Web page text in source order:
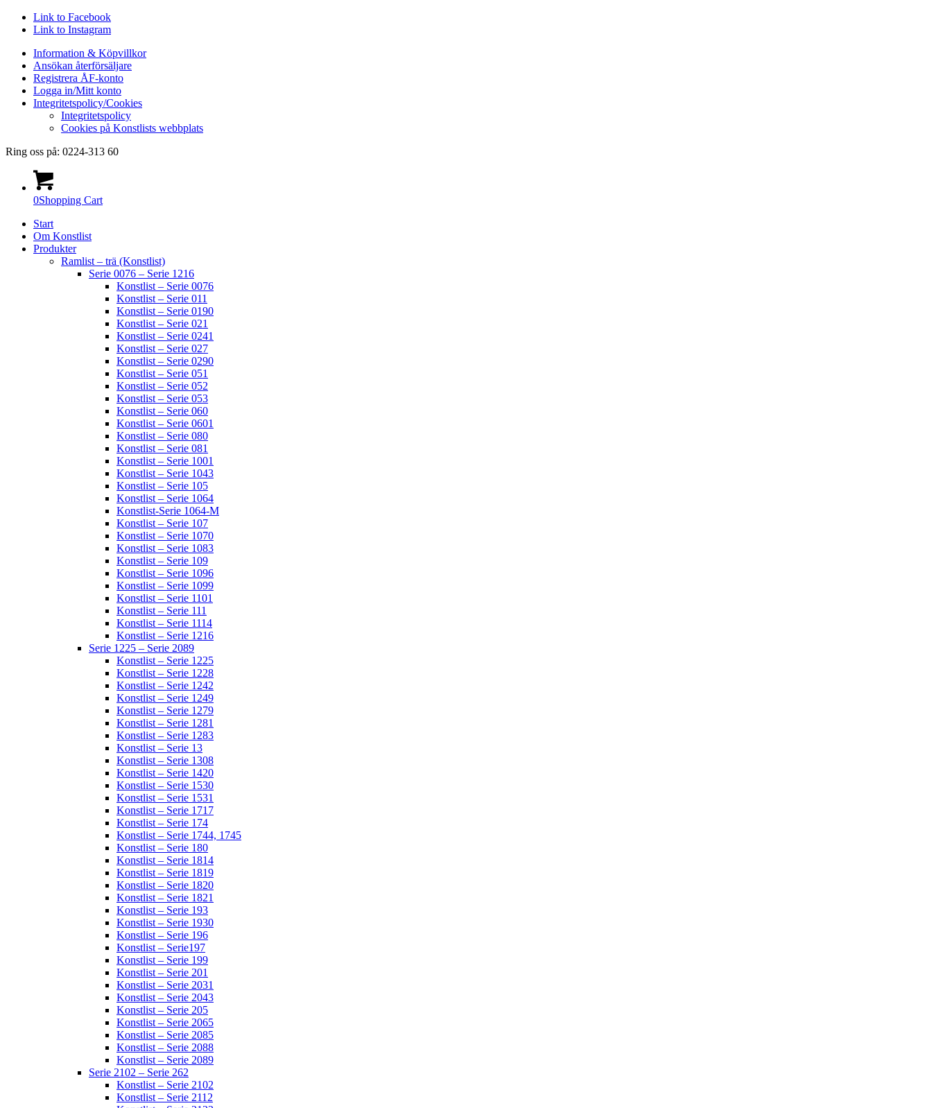
Link to Facebook
Link to Instagram
Information & Köpvillkor
Ansökan återförsäljare
Registrera ÅF-konto
Logga in/Mitt konto
Integritetspolicy/Cookies
Integritetspolicy
Cookies på Konstlists webbplats
Ring oss på: 0224-313 60
0Shopping Cart
Start
Om Konstlist
Produkter
Ramlist – trä (Konstlist)
Serie 0076 – Serie 1216
Konstlist – Serie 0076
Konstlist – Serie 011
Konstlist – Serie 0190
Konstlist – Serie 021
Konstlist – Serie 0241
Konstlist – Serie 027
Konstlist – Serie 0290
Konstlist – Serie 051
Konstlist – Serie 052
Konstlist – Serie 053
Konstlist – Serie 060
Konstlist – Serie 0601
Konstlist – Serie 080
Konstlist – Serie 081
Konstlist – Serie 1001
Konstlist – Serie 1043
Konstlist – Serie 105
Konstlist – Serie 1064
Konstlist-Serie 1064-M
Konstlist – Serie 107
Konstlist – Serie 1070
Konstlist – Serie 1083
Konstlist – Serie 109
Konstlist – Serie 1096
Konstlist – Serie 1099
Konstlist – Serie 1101
Konstlist – Serie 111
Konstlist – Serie 1114
Konstlist – Serie 1216
Serie 1225 – Serie 2089
Konstlist – Serie 1225
Konstlist – Serie 1228
Konstlist – Serie 1242
Konstlist – Serie 1249
Konstlist – Serie 1279
Konstlist – Serie 1281
Konstlist – Serie 1283
Konstlist – Serie 13
Konstlist – Serie 1308
Konstlist – Serie 1420
Konstlist – Serie 1530
Konstlist – Serie 1531
Konstlist – Serie 1717
Konstlist – Serie 174
Konstlist – Serie 1744, 1745
Konstlist – Serie 180
Konstlist – Serie 1814
Konstlist – Serie 1819
Konstlist – Serie 1820
Konstlist – Serie 1821
Konstlist – Serie 193
Konstlist – Serie 1930
Konstlist – Serie 196
Konstlist – Serie197
Konstlist – Serie 199
Konstlist – Serie 201
Konstlist – Serie 2031
Konstlist – Serie 2043
Konstlist – Serie 205
Konstlist – Serie 2065
Konstlist – Serie 2085
Konstlist – Serie 2088
Konstlist – Serie 2089
Serie 2102 – Serie 262
Konstlist – Serie 2102
Konstlist – Serie 2112